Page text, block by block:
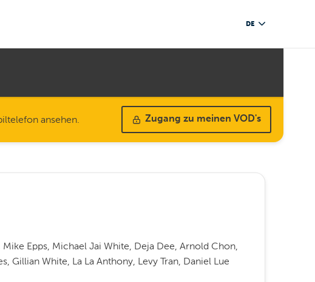
DE
ansehen. Zugang zu meinen VOD's
Epps, Michael Jai White, Deja Dee, Arnold Chon,
Gillian White, La La Anthony, Levy Tran, Daniel Lue